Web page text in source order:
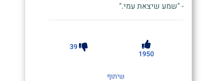
- "שמע שיצאת עמי."
1950
39
שיתוף